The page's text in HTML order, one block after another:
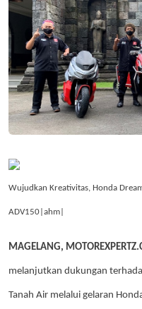
Wujudkan Kreativitas, Honda
ADV150|ahm|
MAGELANG,
melanjutkan dukungan
Tanah Air melalui gelaran